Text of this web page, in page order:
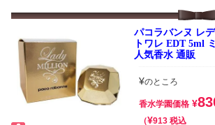
パコラバンヌ レ
トワレ EDT 5ml
人気香水 通販
¥のところ
香水学園価格 ¥
¥913 税込